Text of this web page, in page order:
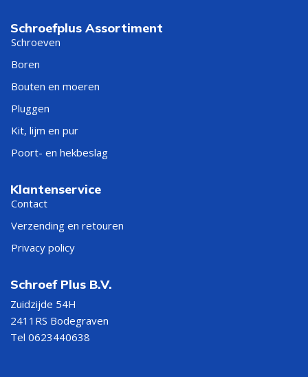
Schroefplus Assortiment
Schroeven
Boren
Bouten en moeren
Pluggen
Kit, lijm en pur
Poort- en hekbeslag
Klantenservice
Contact
Verzending en retouren
Privacy policy
Schroef Plus B.V.
Zuidzijde 54H
2411RS Bodegraven
Tel 0623440638